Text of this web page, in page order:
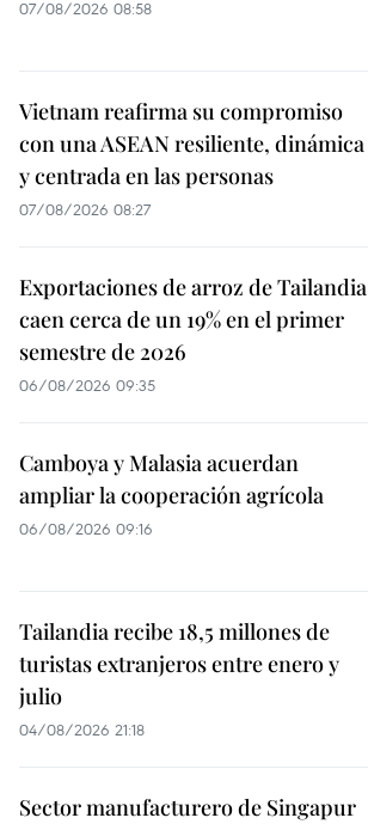
07/08/2026 08:58
Vietnam reafirma su compromiso
con una ASEAN resiliente, dinámica
y centrada en las personas
07/08/2026 08:27
Exportaciones de arroz de Tailandia
caen cerca de un 19% en el primer
semestre de 2026
06/08/2026 09:35
Camboya y Malasia acuerdan
ampliar la cooperación agrícola
06/08/2026 09:16
Tailandia recibe 18,5 millones de
turistas extranjeros entre enero y
julio
04/08/2026 21:18
Sector manufacturero de Singapur